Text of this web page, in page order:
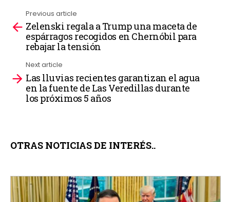
See
more
Previous article
Zelenski regala a Trump una maceta de
espárragos recogidos en Chernóbil para
rebajar la tensión
Next article
Las lluvias recientes garantizan el agua
en la fuente de Las Veredillas durante
los próximos 5 años
OTRAS NOTICIAS DE INTERÉS..